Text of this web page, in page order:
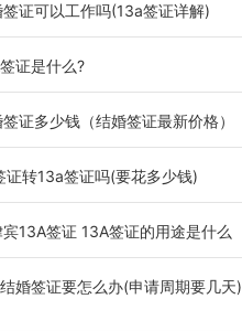
证可以工作吗(13a签证详解)
证是什么?
证多少钱（结婚签证最新价格）
证转13a签证吗(要花多少钱)
13A签证 13A签证的用途是什么
婚签证要怎么办(申请周期要几天)